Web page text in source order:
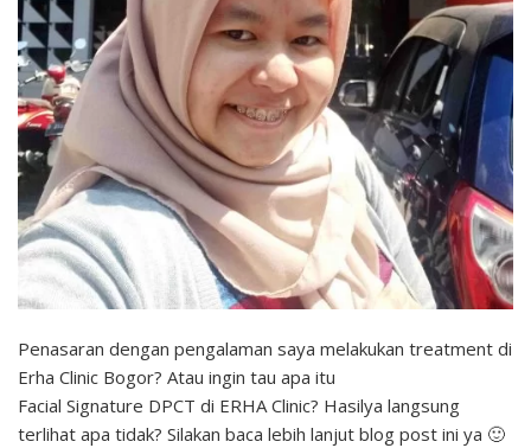
Penasaran dengan pengalaman saya melakukan treatment di
Erha Clinic Bogor? Atau ingin tau apa itu
Facial Signature DPCT di ERHA Clinic? Hasilya langsung
terlihat apa tidak? Silakan baca lebih lanjut blog post ini ya 🙂